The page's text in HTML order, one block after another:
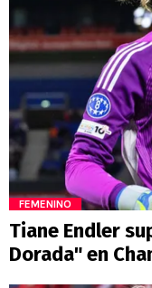
FEMENINO
Tiane Endler
Dorada" en